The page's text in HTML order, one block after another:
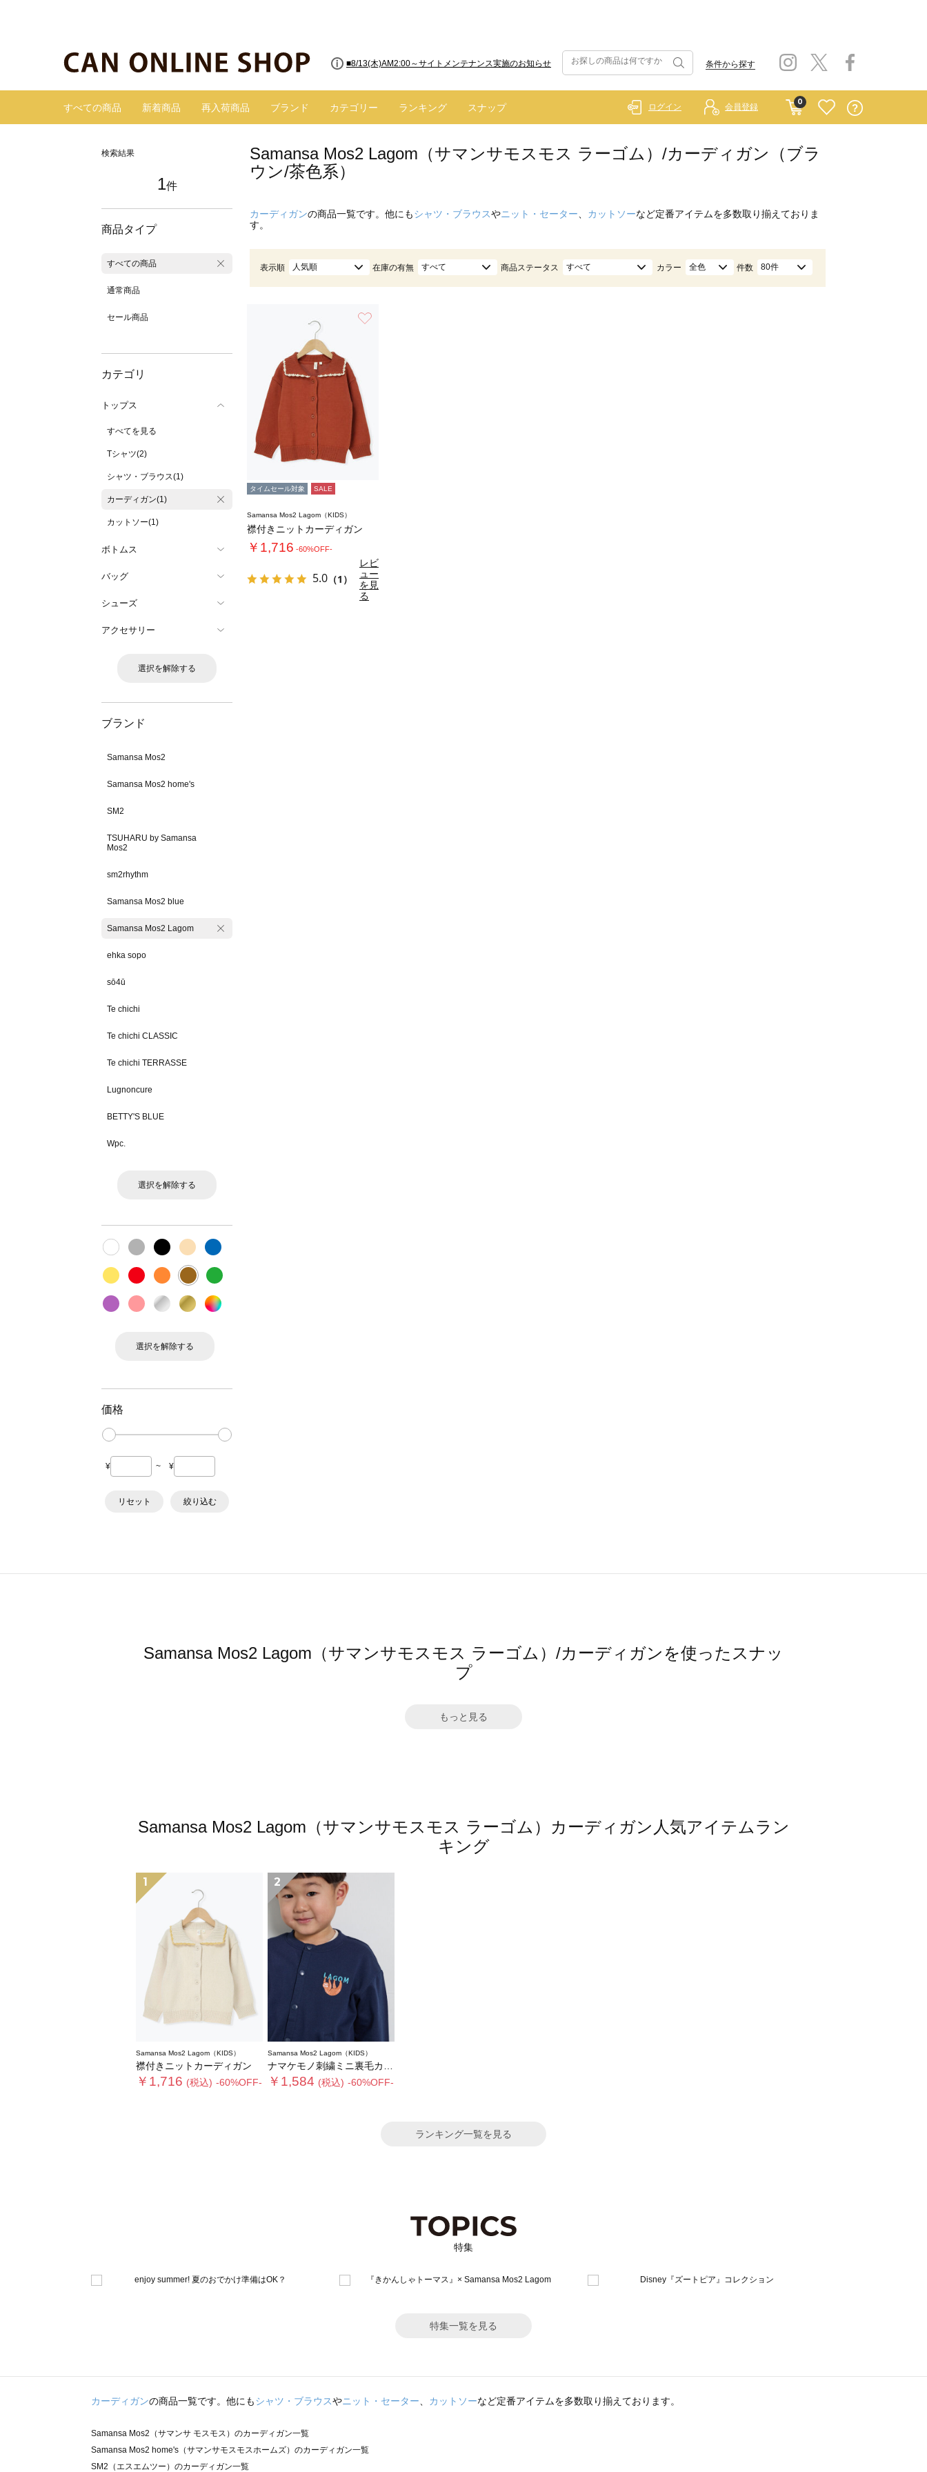
■8/13(木)AM2:00～サイトメンテナンス実施のお知らせ 条件から探す
すべての商品 新着商品 再入荷商品 ブランド カテゴリー ランキング スナップ
0
ログイン 会員登録
検索結果
1件
商品タイプ
すべての商品
通常商品
セール商品
カテゴリ
トップス
すべてを見る
Tシャツ(2)
シャツ・ブラウス(1)
カーディガン(1)
カットソー(1)
ボトムス
バッグ
シューズ
アクセサリー
選択を解除する
ブランド
Samansa Mos2
Samansa Mos2 home's
SM2
TSUHARU by Samansa
Mos2
sm2rhythm
Samansa Mos2 blue
Samansa Mos2 Lagom
ehka sopo
sō4ū
Te chichi
Te chichi CLASSIC
Te chichi TERRASSE
Lugnoncure
BETTY'S BLUE
Wpc.
選択を解除する
選択を解除する
価格
¥ ~ ¥
リセット 絞り込む
Samansa Mos2 Lagom（サマンサモスモス ラーゴム）/カーディガン（ブラ
ウン/茶色系）
カーディガンの商品一覧です。他にもシャツ・ブラウスやニット・セーター カットソーなど定番アイテムを多数取り揃えておりま
す。
表示順 人気順 在庫の有無 すべて 商品ステータス すべて カラー 全色 件数 80件
タイムセール対象 SALE
Samansa Mos2 Lagom（KIDS）
襟付きニットカーディガン
￥1,716 -60%OFF-
5.0 （1）
レビ
ュー
を見
る
Samansa Mos2 Lagom（サマンサモスモス ラーゴム）/カーディガンを使ったスナッ
プ
もっと見る
Samansa Mos2 Lagom（サマンサモスモス ラーゴム）カーディガン人気アイテムラン
キング
1
Samansa Mos2 Lagom（KIDS）
襟付きニットカーディガン
￥1,716 (税込) -60%OFF-
2
Samansa Mos2 Lagom（KIDS）
ナマケモノ刺繍ミニ裏毛カーディガン
￥1,584 (税込) -60%OFF-
ランキング一覧を見る
特集
特集一覧を見る
カーディガンの商品一覧です。他にもシャツ・ブラウスやニット・セーター、 カットソーなど定番アイテムを多数取り揃えております。
Samansa Mos2（サマンサ モスモス）のカーディガン一覧
Samansa Mos2 home's（サマンサモスモスホームズ）のカーディガン一覧
SM2（エスエムツー）のカーディガン一覧